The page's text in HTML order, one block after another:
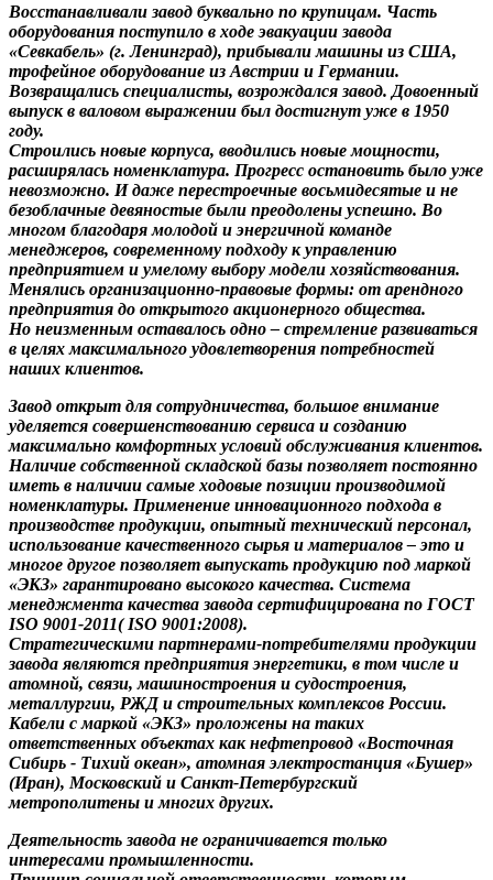
Восстанавливали завод буквально по крупицам. Часть
оборудования поступило в ходе эвакуации завода
«Севкабель» (г. Ленинград), прибывали машины из США,
трофейное оборудование из Австрии и Германии.
Возвращались специалисты, возрождался завод. Довоенный
выпуск в валовом выражении был достигнут уже в 1950
году.
Строились новые корпуса, вводились новые мощности,
расширялась номенклатура. Прогресс остановить было уже
невозможно. И даже перестроечные восьмидесятые и не
безоблачные девяностые были преодолены успешно. Во
многом благодаря молодой и энергичной команде
менеджеров, современному подходу к управлению
предприятием и умелому выбору модели хозяйствования.
Менялись организационно-правовые формы: от арендного
предприятия до открытого акционерного общества.
Но неизменным оставалось одно – стремление развиваться
в целях максимального удовлетворения потребностей
наших клиентов.
Завод открыт для сотрудничества, большое внимание
уделяется совершенствованию сервиса и созданию
максимально комфортных условий обслуживания клиентов.
Наличие собственной складской базы позволяет постоянно
иметь в наличии самые ходовые позиции производимой
номенклатуры. Применение инновационного подхода в
производстве продукции, опытный технический персонал,
использование качественного сырья и материалов – это и
многое другое позволяет выпускать продукцию под маркой
«ЭКЗ» гарантировано высокого качества. Система
менеджмента качества завода сертифицирована по ГОСТ
ISO 9001-2011( ISO 9001:2008).
Стратегическими партнерами-потребителями продукции
завода являются предприятия энергетики, в том числе и
атомной, связи, машиностроения и судостроения,
металлургии, РЖД и строительных комплексов России.
Кабели с маркой «ЭКЗ» проложены на таких
ответственных объектах как нефтепровод «Восточная
Сибирь - Тихий океан», атомная электростанция «Бушер»
(Иран), Московский и Санкт-Петербургский
метрополитены и многих других.
Деятельность завода не ограничивается только
интересами промышленности.